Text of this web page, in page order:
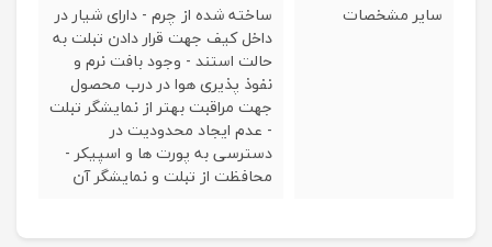
سایر مشخصات
ساخته شده از چرم - دارای شیار در
داخل کیف جهت قرار دادن تبلت به
حالت استند - وجود بافت نرم و
نفوذ پذیری هوا در درب محصول
جهت مراقبت بهتر از نمایشگر تبلت
- عدم ایجاد محدودیت در
دسترسی به پورت ها و اسپیکر -
محافظت از تبلت و نمایشگر آن